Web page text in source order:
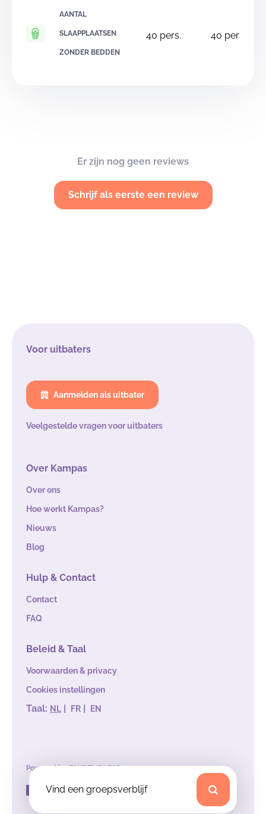
Vind een groepsverblijf
AANTAL
SLAAPPLAATSEN
ZONDER BEDDEN
40 pers. 40 pers.
Er zijn nog geen reviews
Schrijf als eerste een review
Voor uitbaters
Aanmelden als uitbater
Veelgestelde vragen voor uitbaters
Over Kampas
Over ons
Hoe werkt Kampas?
Nieuws
Blog
Hulp & Contact
Contact
FAQ
Beleid & Taal
Voorwaarden & privacy
Cookies instellingen
Taal: NL | FR | EN
Powered byTAKE THE LEAD